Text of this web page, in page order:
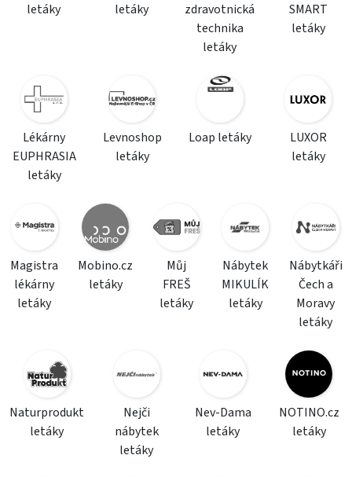
letáky
letáky
zdravotnická
technika
letáky
SMART
letáky
Lékárny
EUPHRASIA
letáky
Levnoshop
letáky
Loap letáky
LUXOR
letáky
Magistra
lékárny
letáky
Mobino.cz
letáky
Můj
FREŠ
letáky
Nábytek
MIKULÍK
letáky
Nábytkáři
Čech a
Moravy
letáky
Naturprodukt
letáky
Nejči
nábytek
letáky
Nev-Dama
letáky
NOTINO.cz
letáky